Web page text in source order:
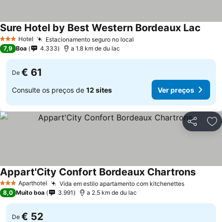
3 EstrelasHotel Estacionamento seguro no local
Sure Hotel by Best Western Bordeaux Lac
7,9 Boa 4.333 a 1.8 km de du lac
De € 61
Consulte os preços de 12 sites Ver preços
Partilhar
3 EstrelasAparthotel Vida em estilo apartamento com kitchenettes
Appart'City Confort Bordeaux Chartrons
8,0 Muito boa 3.991 a 2.5 km de du lac
De € 52